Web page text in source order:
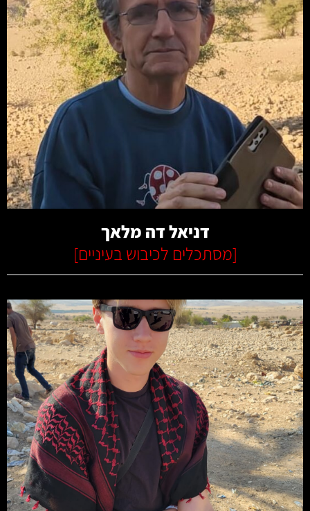
קרא עוד
דניאל דה מלאך
[מסתכלים לכיבוש בעיניים]
קרא עוד